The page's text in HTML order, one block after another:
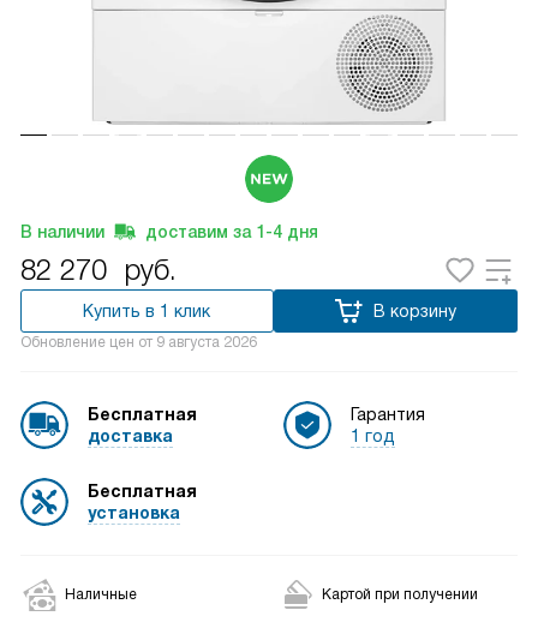
В наличии доставим за 1-4 дня
82 270 руб.
Купить в 1 клик В корзину
Обновление цен от 9 августа 2026
Бесплатная
доставка
Бесплатная
установка
Гарантия
1 год
Наличные Картой при получении